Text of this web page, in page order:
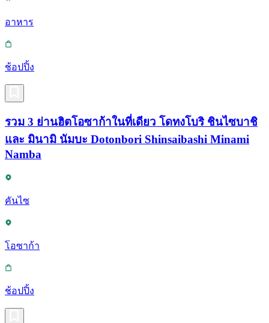
อาหาร
ช้อปปิ้ง
รวม 3 ย่านฮิตโอซาก้าในที่เดียว โดทงโบริ ชินไซบาชิ
และ มินามิ นัมบะ Dotonbori Shinsaibashi Minami
Namba
คันไซ
โอซาก้า
ช้อปปิ้ง